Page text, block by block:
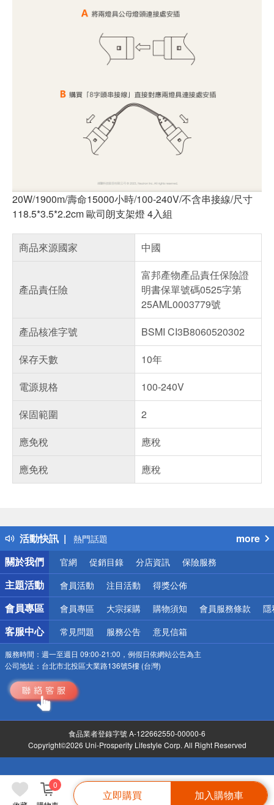
0
立即購買 加入購物車
20W/1900m/壽命15000小時/100-240V/不含串接線/尺寸
118.5*3.5*2.2cm 歐司朗支架燈 4入組
商品來源國家 中國
產品責任險
富邦產物產品責任保險證
明書保單號碼0525字第
25AML0003779號
產品核准字號
BSMI CI3B8060520302
保存天數
10年
電源規格
100-240V
保固範圍
2
應免稅
應稅
應免稅
應稅
活動快訊
得獎公告
熱門話題
銀行優惠
偏遠地區配送
詐騙網頁！請小心！
more
關於我們
官網 促銷目錄 分店資訊 保險服務
主題活動 會員活動 注目活動 得獎公佈
會員專區 會員專區 大宗採購 購物須知 會員服務條款 隱
客服中心 常見問題 服務公告 意見信箱
服務時間： 週一至週日 09:00-21:00，例假日依網站公告為主
公司地址： 台北市北投區大業路136號5樓 (台灣)
食品業者登錄字號 A-122662550-00000-6
Copyright©2026 Uni-Prosperity Lifestyle Corp. All Right Reserved